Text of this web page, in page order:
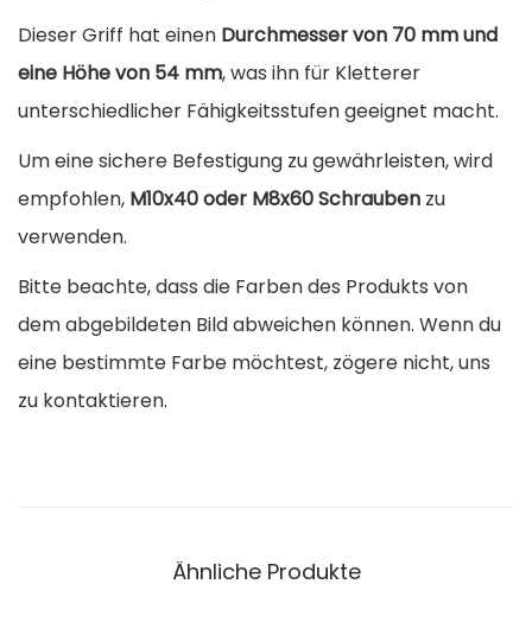
a
m
p
u
s
7
c
Dieser Griff hat einen Durchmesser von 70 mm und
eine Höhe von 54 mm, was ihn für Kletterer
unterschiedlicher Fähigkeitsstufen geeignet macht.
Um eine sichere Befestigung zu gewährleisten, wird
empfohlen, M10x40 oder M8x60 Schrauben zu
verwenden.
Bitte beachte, dass die Farben des Produkts von
dem abgebildeten Bild abweichen können. Wenn du
eine bestimmte Farbe möchtest, zögere nicht, uns
zu kontaktieren.
Ähnliche Produkte